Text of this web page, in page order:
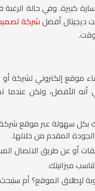
كبيرة. وفي حالة الرغبة
ديجيتال أفضلشركة
موقع إلكتروني
أنه الأفضل، ولكن
بكل سهولة عبر موقع
المقدم من خلالها.
أو عن طريق الاتصال
ميزانيتك.
لإطلاق الموقع؟ أم